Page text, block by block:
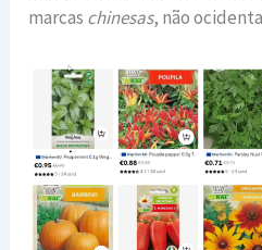
marcas chinesas, não